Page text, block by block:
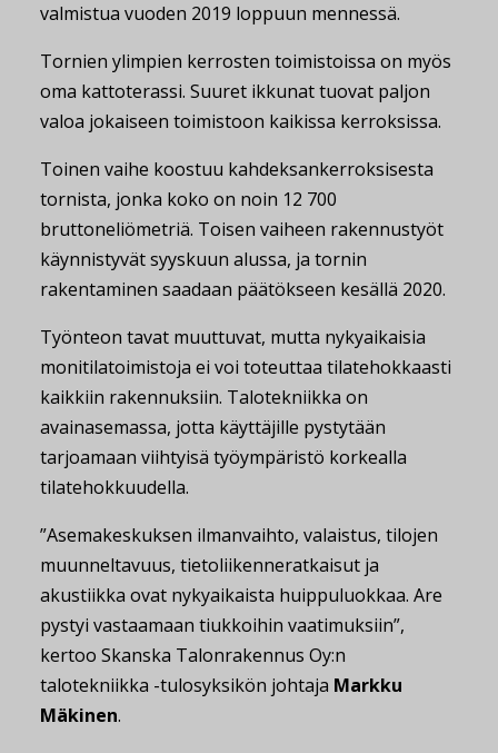
valmistua vuoden 2019 loppuun mennessä.
Tornien ylimpien kerrosten toimistoissa on myös
oma kattoterassi. Suuret ikkunat tuovat paljon
valoa jokaiseen toimistoon kaikissa kerroksissa.
Toinen vaihe koostuu kahdeksankerroksisesta
tornista, jonka koko on noin 12 700
bruttoneliömetriä. Toisen vaiheen rakennustyöt
käynnistyvät syyskuun alussa, ja tornin
rakentaminen saadaan päätökseen kesällä 2020.
Työnteon tavat muuttuvat, mutta nykyaikaisia
monitilatoimistoja ei voi toteuttaa tilatehokkaasti
kaikkiin rakennuksiin. Talotekniikka on
avainasemassa, jotta käyttäjille pystytään
tarjoamaan viihtyisä työympäristö korkealla
tilatehokkuudella.
”Asemakeskuksen ilmanvaihto, valaistus, tilojen
muunneltavuus, tietoliikenneratkaisut ja
akustiikka ovat nykyaikaista huippuluokkaa. Are
pystyi vastaamaan tiukkoihin vaatimuksiin”,
kertoo Skanska Talonrakennus Oy:n
talotekniikka -tulosyksikön johtaja Markku
Mäkinen.